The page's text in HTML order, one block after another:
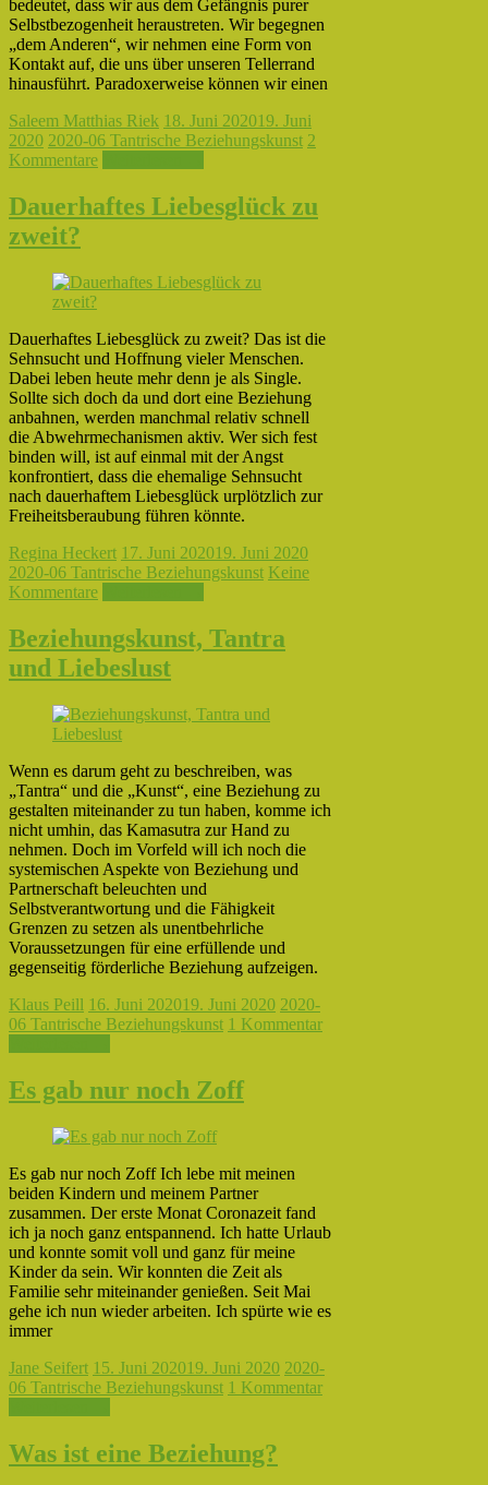
bedeutet, dass wir aus dem Gefängnis purer
Selbstbezogenheit heraustreten. Wir begegnen
„dem Anderen“, wir nehmen eine Form von
Kontakt auf, die uns über unseren Tellerrand
hinausführt. Paradoxerweise können wir einen
Saleem Matthias Riek 18. Juni 202019. Juni
2020 2020-06 Tantrische Beziehungskunst 2
Kommentare
Dauerhaftes Liebesglück zu
zweit?
Dauerhaftes Liebesglück zu zweit? Das ist die
Sehnsucht und Hoffnung vieler Menschen.
Dabei leben heute mehr denn je als Single.
Sollte sich doch da und dort eine Beziehung
anbahnen, werden manchmal relativ schnell
die Abwehrmechanismen aktiv. Wer sich fest
binden will, ist auf einmal mit der Angst
konfrontiert, dass die ehemalige Sehnsucht
nach dauerhaftem Liebesglück urplötzlich zur
Freiheitsberaubung führen könnte.
Regina Heckert 17. Juni 202019. Juni 2020
2020-06 Tantrische Beziehungskunst Keine
Kommentare
Beziehungskunst, Tantra
und Liebeslust
Wenn es darum geht zu beschreiben, was
„Tantra“ und die „Kunst“, eine Beziehung zu
gestalten miteinander zu tun haben, komme ich
nicht umhin, das Kamasutra zur Hand zu
nehmen. Doch im Vorfeld will ich noch die
systemischen Aspekte von Beziehung und
Partnerschaft beleuchten und
Selbstverantwortung und die Fähigkeit
Grenzen zu setzen als unentbehrliche
Voraussetzungen für eine erfüllende und
gegenseitig förderliche Beziehung aufzeigen.
Klaus Peill 16. Juni 202019. Juni 2020 2020-
06 Tantrische Beziehungskunst 1 Kommentar
Es gab nur noch Zoff
Es gab nur noch Zoff Ich lebe mit meinen
beiden Kindern und meinem Partner
zusammen. Der erste Monat Coronazeit fand
ich ja noch ganz entspannend. Ich hatte Urlaub
und konnte somit voll und ganz für meine
Kinder da sein. Wir konnten die Zeit als
Familie sehr miteinander genießen. Seit Mai
gehe ich nun wieder arbeiten. Ich spürte wie es
immer
Jane Seifert 15. Juni 202019. Juni 2020 2020-
06 Tantrische Beziehungskunst 1 Kommentar
Was ist eine Beziehung?